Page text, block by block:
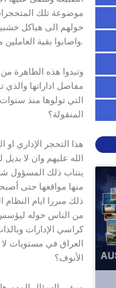
موضوعة تلك
حولهم الى هياكل
واصابوا بقية العاملين معهم اما بالإحباط او الكسل او الفساد من خلال التصاقهم بكراسي الإدارة.
مفاصل اداراتها والذي
التي تولوها منذ
المنقولة؟
هذا التحجر الإداري
الله عليهم وان لا
ينتاب ذلك المسؤول
منها مواقعها حتى
ذلك مبررا ايام
من الناس حوله ليؤسس
كراسي الإدارات
العراق في مستويات
الأنوف؟